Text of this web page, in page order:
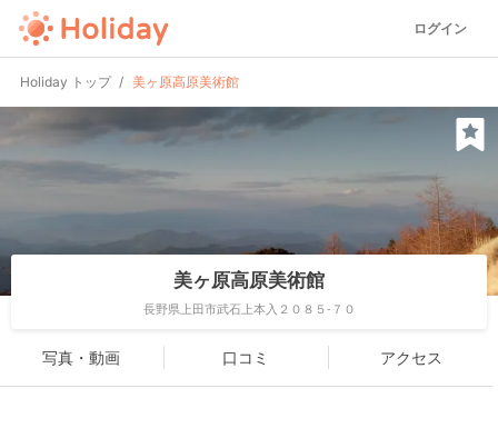
ログイン
Holiday トップ 美ヶ原高原美術館
美ヶ原高原美術館
長野県上田市武石上本入２０８５-７０
写真・動画 口コミ アクセス